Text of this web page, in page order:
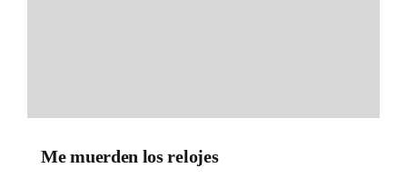
Me muerden los relojes